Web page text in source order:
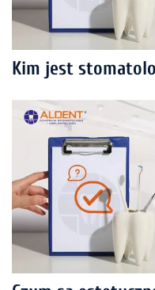
Kim jest